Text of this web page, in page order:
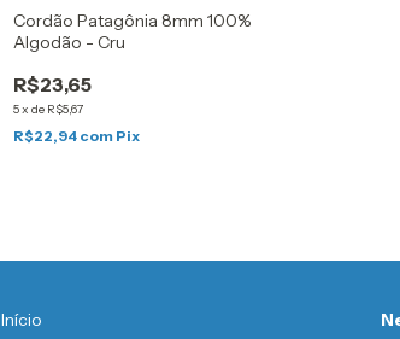
Cordão Patagônia 8mm 100%
Algodão - Cru
R$23,65
5x de R$5,67
R$22,94 com Pix
Início